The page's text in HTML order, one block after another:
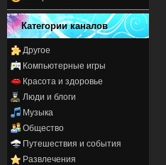
Категории каналов
Другое
Компьютерные игры
Красота и здоровье
Люди и блоги
Музыка
Общество
Путешествия и события
Развлечения